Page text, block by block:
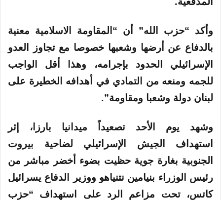
وأكد “حزب الله” أن “المقاومة الاسلامية معنية
بالدفاع عن أرضها وشعبها خصوصا مع تجاوز العدو
الإسرائيلي الحدود بإجرامه، وهذا أقل الواجب
للجمه ومنعه من التمادي في أهدافه الخطيرة على
لبنان دولة وشعبا ومقاومة”.
وشهد يوم الأحد تصعيداً ميدانيا بارزا، إثر
استهداف الجيش الإسرائيلي لضاحية بيروت
الجنوبية بغارة جوية حظيت بضوء أخضر مباشر من
رئيس الوزراء بنيامين نتنياهو ووزير الدفاع يسرائيل
كاتس، تحت مزاعم الرد على استهداف “حزب